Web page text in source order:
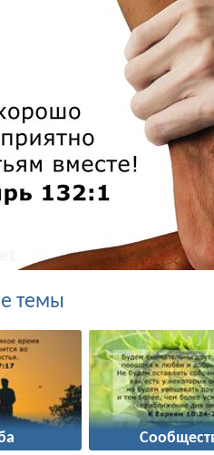
темы